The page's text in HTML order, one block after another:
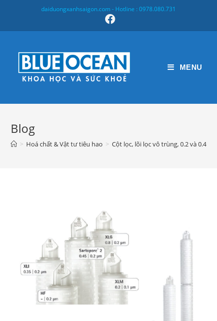
content
daiduongxanhsaigon.com - Hotline : 0978.080.731
MENU
Blog
> Hoá chất & Vật tư tiêu hao > Cột lọc, lõi lọc vô trùng, 0.2 và 0.45